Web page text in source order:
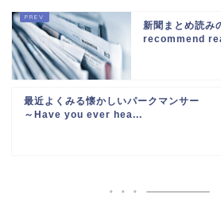
新聞まとめ読み
recommend
最近よくみる懐かしいパークマンサー
～Have you ever hea...